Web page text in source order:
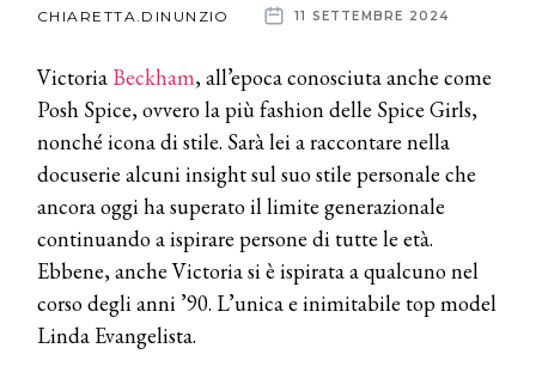
CHIARETTA.DINUNZIO 11 SETTEMBRE 2024
Victoria Beckham, all’epoca conosciuta anche come
Posh Spice, ovvero la più fashion delle Spice Girls,
nonché icona di stile. Sarà lei a raccontare nella
docuserie alcuni insight sul suo stile personale che
ancora oggi ha superato il limite generazionale
continuando a ispirare persone di tutte le età.
Ebbene, anche Victoria si è ispirata a qualcuno nel
corso degli anni ’90. L’unica e inimitabile top model
Linda Evangelista.